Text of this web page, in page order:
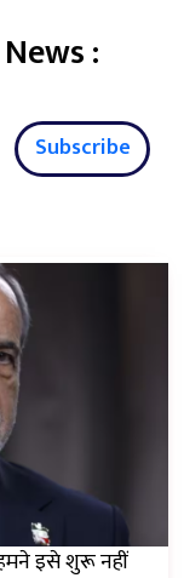
:
Subscribe
इसे शुरू नहीं